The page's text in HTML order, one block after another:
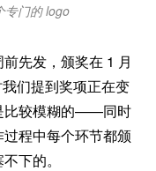
专门的 logo
先发，颁奖在 1 月
们提到奖项正在变
比较模糊的——同时
程中每个环节都颁
下的。